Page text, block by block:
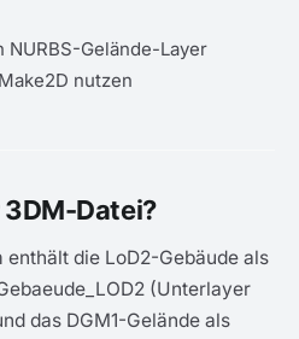
Gelände-Layer
nutzen
Datei?
enthält die LoD2-Gebäude als
(Unterlayer
das DGM1-Gelände als